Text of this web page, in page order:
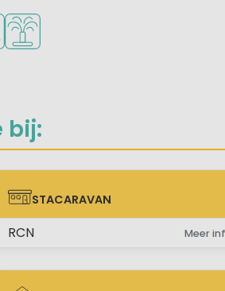
elektrische auto
Waterspeeltuin
bij:
STACARAVAN
STACARAVAN
RCN Meer